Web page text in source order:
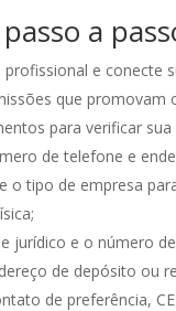
a
profissional e conecte
que promovam
para verificar
de telefone e
o tipo de empresa
jurídico e o número
de depósito ou
de preferência,